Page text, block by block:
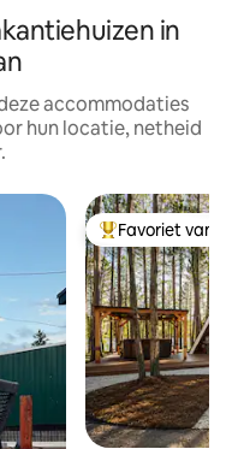
in
accommodaties
hun locatie, netheid
Topfavoriet van
Favoriet van